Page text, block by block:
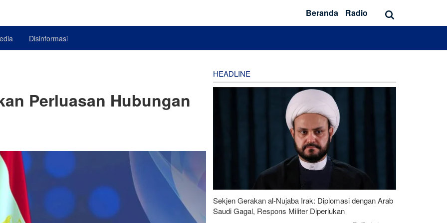
Beranda Radio
Disinformasi
Perluasan Hubungan
HEADLINE
Sekjen Gerakan al-Nujaba Irak: Diplomasi dengan Arab
Saudi Gagal, Respons Militer Diperlukan